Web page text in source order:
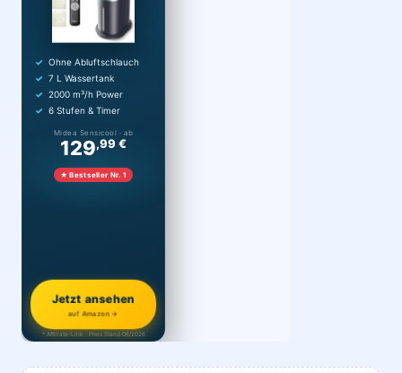
Ohne Abluftschlauch
7 L Wassertank
2000 m³/h Power
6 Stufen & Timer
Midea Sensicool · ab
129,99 €
★ Bestseller Nr. 1
Jetzt ansehen
auf Amazon →
* Affiliate-Link · Preis Stand 06/2026